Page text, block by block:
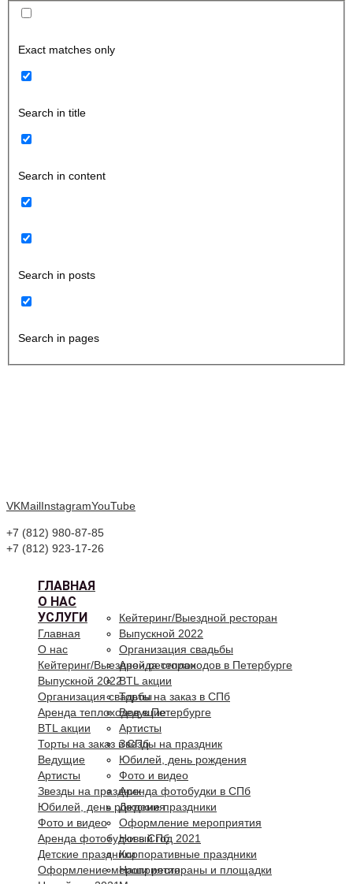
Exact matches only
Search in title
Search in content
Search in posts
Search in pages
VKMailInstagramYouTube
+7 (812) 980-87-85
+7 (812) 923-17-26
ГЛАВНАЯ
О НАС
УСЛУГИ
Кейтеринг/Выездной ресторан
Выпускной 2022
Организация свадьбы
Аренда теплоходов в Петербурге
BTL акции
Торты на заказ в СПб
Ведущие
Артисты
Звезды на праздник
Юбилей, день рождения
Фото и видео
Аренда фотобудки в СПб
Детские праздники
Оформление мероприятия
Новый год 2021
Корпоративные праздники
Наши рестораны и площадки
Главная
О нас
Кейтеринг/Выездной ресторан
Выпускной 2022
Организация свадьбы
Аренда теплоходов в Петербурге
BTL акции
Торты на заказ в СПб
Ведущие
Артисты
Звезды на праздник
Юбилей, день рождения
Фото и видео
Аренда фотобудки в СПб
Детские праздники
Оформление мероприятия